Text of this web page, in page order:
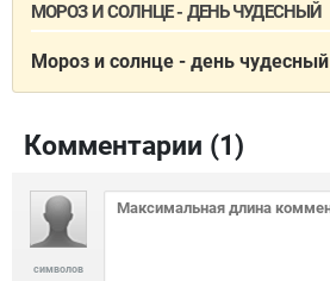
МОРОЗ И СОЛНЦЕ - ДЕНЬ ЧУДЕСНЫЙ
Мороз и солнце - день чудесный
Комментарии (1)
символов